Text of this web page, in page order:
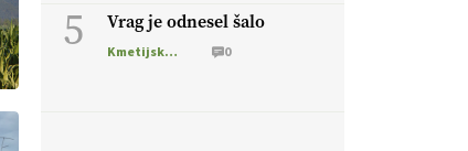
5 Vrag je odnesel šalo
Kmetijska zemljišča 0